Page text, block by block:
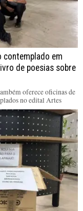
em
de poesias sobre
oferece oficinas de
no edital Artes